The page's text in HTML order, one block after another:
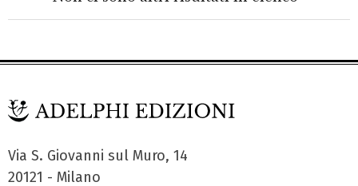
Via S. Giovanni sul Muro, 14
20121 - Milano